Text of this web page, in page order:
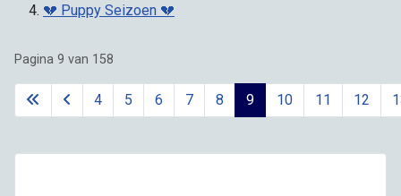
💔 Puppy Seizoen 💔
Pagina 9 van 158
4 5 6 7 8 9 10 11 12